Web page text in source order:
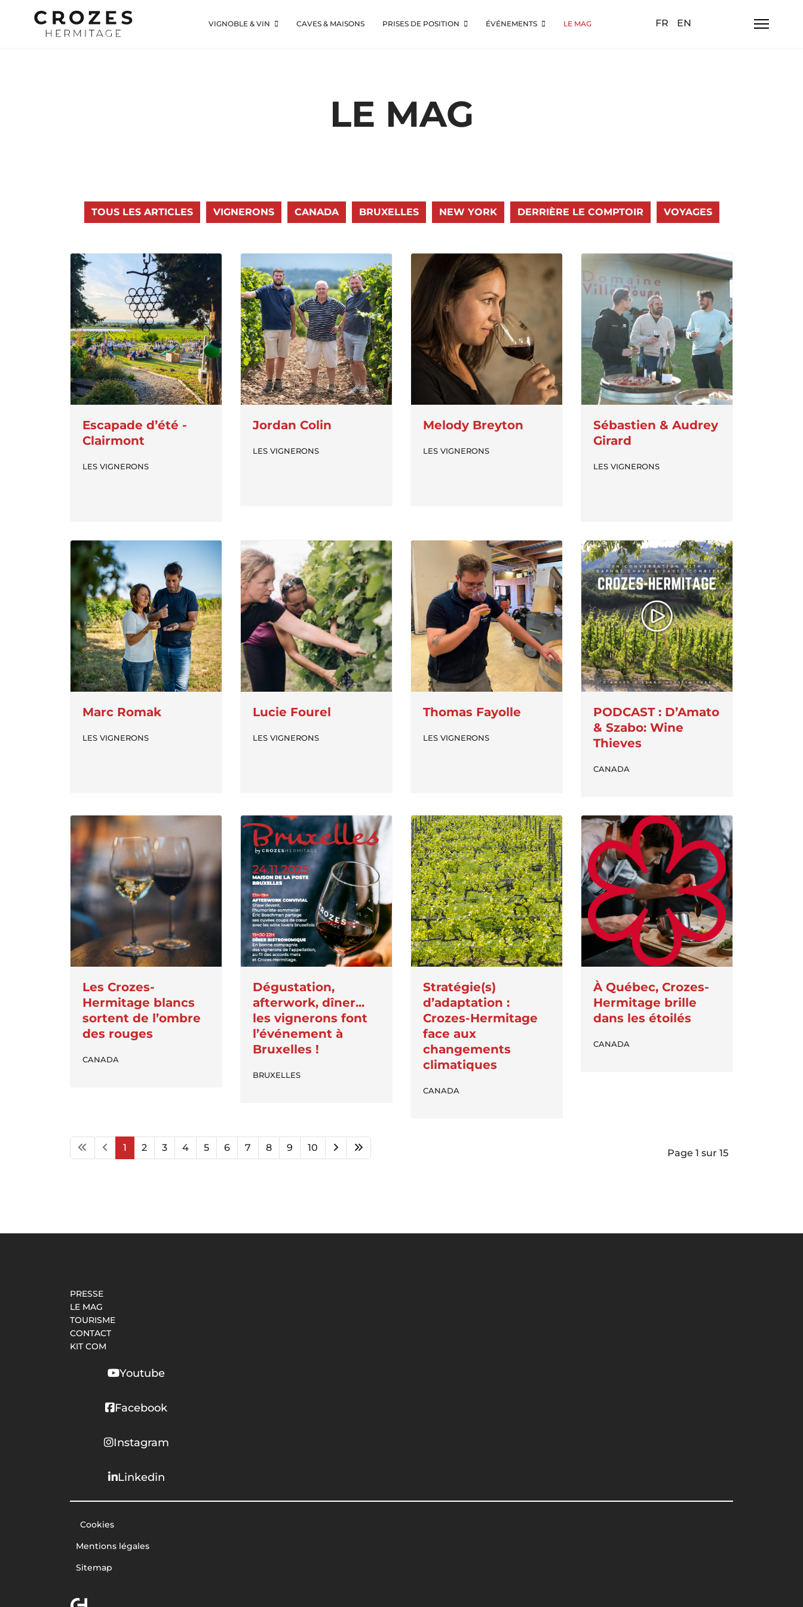
VIGNOBLE & VIN CAVES & MAISONS PRISES DE POSITION ÉVÉNEMENTS LE MAG Sélectionnez votre langue
FR EN
LE MAG
TOUS LES ARTICLES VIGNERONS CANADA BRUXELLES NEW YORK DERRIÈRE LE COMPTOIR VOYAGES
Escapade d’été -
Clairmont
LES VIGNERONS
Jordan Colin
LES VIGNERONS
Melody Breyton
LES VIGNERONS
Sébastien & Audrey
Girard
LES VIGNERONS
Marc Romak
LES VIGNERONS
Lucie Fourel
LES VIGNERONS
Thomas Fayolle
LES VIGNERONS
PODCAST : D’Amato
& Szabo: Wine
Thieves
CANADA
Les Crozes-
Hermitage blancs
sortent de l’ombre
des rouges
CANADA
Dégustation,
afterwork, dîner...
les vignerons font
l’événement à
Bruxelles !
BRUXELLES
Stratégie(s)
d’adaptation :
Crozes-Hermitage
face aux
changements
climatiques
CANADA
À Québec, Crozes-
Hermitage brille
dans les étoilés
CANADA
Page 1 sur 15
1 2 3 4 5 6 7 8 9 10
PRESSE
LE MAG
TOURISME
CONTACT
KIT COM
Youtube
Facebook
Instagram
Linkedin
Cookies
Mentions légales
Sitemap